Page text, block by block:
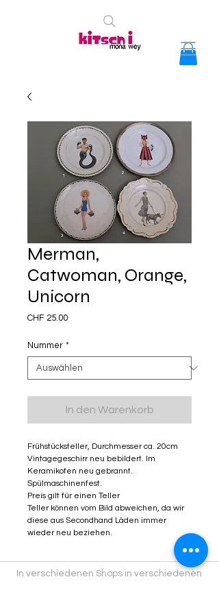
Merman,
Catwoman, Orange,
Unicorn
CHF 25.00Preis
Nummer *
In den Warenkorb
Frühstücksteller, Durchmesser ca. 20cm
Vintagegeschirr neu bebildert. Im
Keramikofen neu gebrannt.
Spülmaschinenfest.
Preis gilt für einen Teller
Teller können vom Bild abweichen, da wir
diese aus Secondhand Läden immer
wieder neu beziehen.
In verschiedenen Shops in verschiedenen